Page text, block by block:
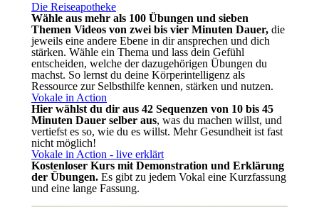
Die Reiseapotheke
Wähle aus mehr als 100 Übungen und sieben
Themen Videos von zwei bis vier Minuten Dauer, die
jeweils eine andere Ebene in dir ansprechen und dich
stärken. Wähle ein Thema und lass dein Gefühl
entscheiden, welche der dazugehörigen Übungen du
machst. So lernst du deine Körperintelligenz als
Ressource zur Selbsthilfe kennen, stärken und nutzen.
Vokale in Action
Hier wählst du dir aus 42 Sequenzen von 10 bis 45
Minuten Dauer selber aus, was du machen willst, und
vertiefst es so, wie du es willst. Mehr Gesundheit ist fast
nicht möglich!
Vokale in Action - live erklärt
Kostenloser Kurs mit Demonstration und Erklärung
der Übungen. Es gibt zu jedem Vokal eine Kurzfassung
und eine lange Fassung.